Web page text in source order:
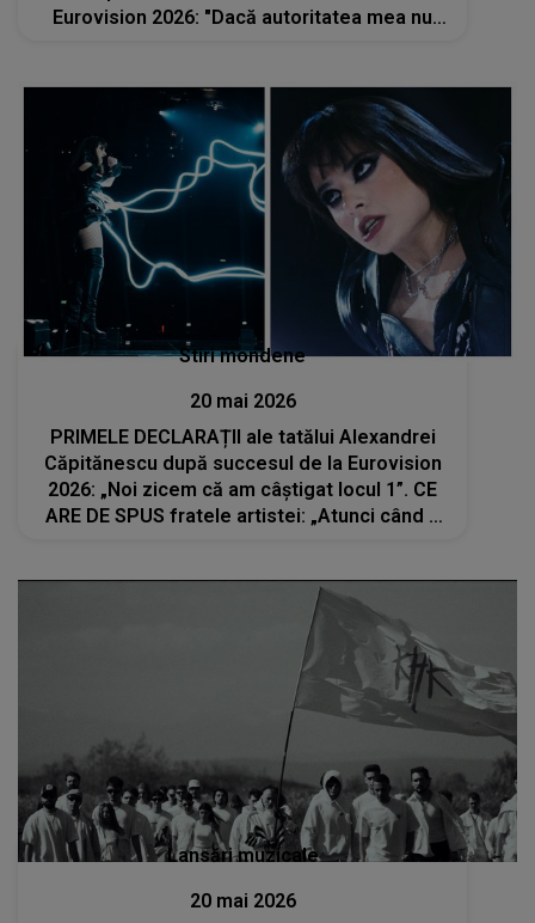
Eurovision 2026: "Dacă autoritatea mea nu
Stiri mondene
20 mai 2026
PRIMELE DECLARAȚII ale tatălui Alexandrei
Căpitănescu după succesul de la Eurovision
2026: „Noi zicem că am câștigat locul 1”. CE
ARE DE SPUS fratele artistei: „Atunci când a
Lansări muzicale
20 mai 2026